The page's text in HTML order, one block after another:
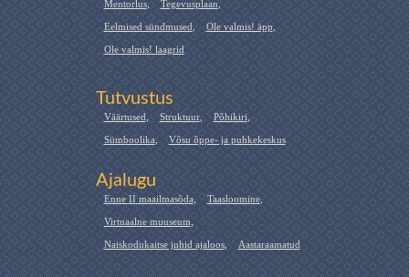
Mentorlus, Tegevusplaan,
Eelmised sündmused, Ole valmis! äpp,
Ole valmis! laagrid
Tutvustus
Väärtused, Struktuur, Põhikiri,
Sümboolika, Võsu õppe- ja puhkekeskus
Ajalugu
Enne II maailmasõda, Taasloomine,
Virtuaalne muuseum,
Naiskodukaitse juhid ajaloos, Aastaraamatud